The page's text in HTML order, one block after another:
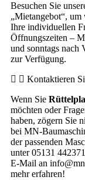
Besuchen Sie
„Mietangebot“,
Ihre individuellen
Öffnungszeiten –
und sonntags nach
zur Verfügung.
Kontaktieren
Wenn Sie
möchten oder
haben, zögern Sie
bei MN-
der passenden
unter 05131
E-Mail an
mehr erfahren!